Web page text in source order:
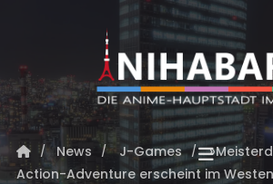
News J-Games
Action-Adventure erscheint im Westen